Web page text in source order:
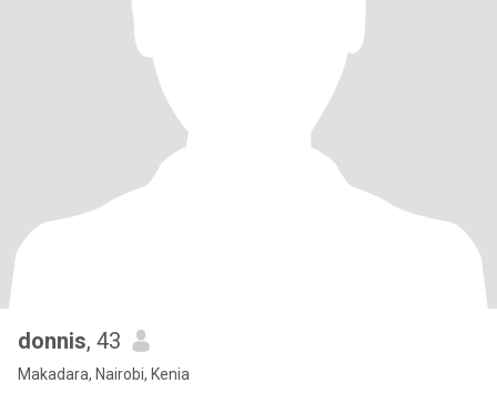
donnis, 43
Makadara, Nairobi, Kenia